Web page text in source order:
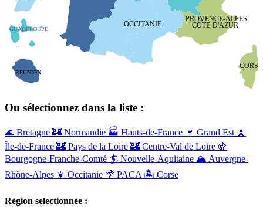
OCCITANIE COTE-D'AZUR
PROVENCE-ALPES
CORSE
GUADELOUPE
REUNION
Ou sélectionnez dans la liste :
🌊 Bretagne 🏰 Normandie 🏭 Hauts-de-France 🍷 Grand Est 🗼
Île-de-France 🏰 Pays de la Loire 🏰 Centre-Val de Loire 🍇
Bourgogne-Franche-Comté 🏄 Nouvelle-Aquitaine 🏔️ Auvergne-
Rhône-Alpes ☀️ Occitanie 🌴 PACA 🏝️ Corse
Région sélectionnée :